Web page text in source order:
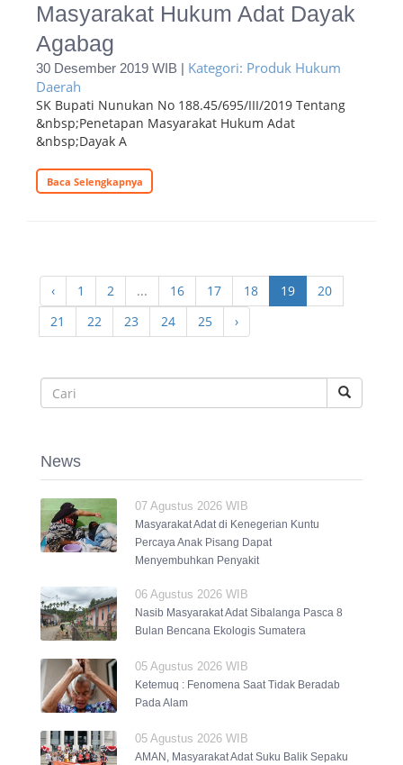
Masyarakat Hukum Adat Dayak
Agabag
30 Desember 2019 WIB | Kategori: Produk Hukum
Daerah
SK Bupati Nunukan No 188.45/695/III/2019 Tentang
&nbsp;Penetapan Masyarakat Hukum Adat
&nbsp;Dayak A
Baca Selengkapnya
‹ 1 2 ... 16 17 18 19
20
21
22 23 24 25 ›
News
07 Agustus 2026 WIB
Masyarakat Adat di Kenegerian Kuntu
Percaya Anak Pisang Dapat
Menyembuhkan Penyakit
06 Agustus 2026 WIB
Nasib Masyarakat Adat Sibalanga Pasca 8
Bulan Bencana Ekologis Sumatera
05 Agustus 2026 WIB
Ketemuq : Fenomena Saat Tidak Beradab
Pada Alam
05 Agustus 2026 WIB
AMAN, Masyarakat Adat Suku Balik Sepaku